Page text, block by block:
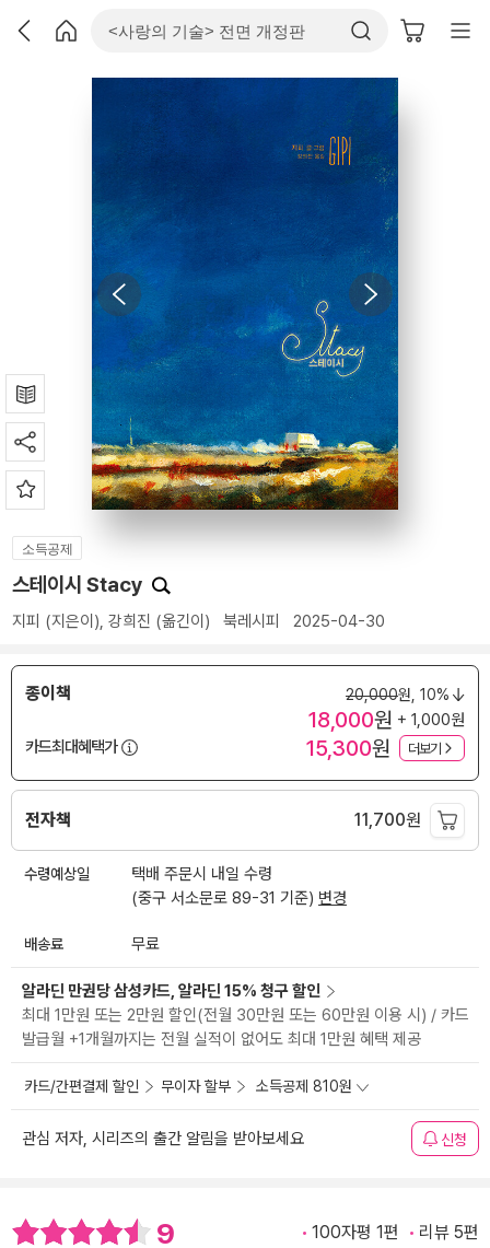
소득공제
스테이시 Stacy
지피 (지은이), 강희진 (옮긴이) 북레시피 2025-04-30
종이책 20,000원, 10%
18,000원 + 1,000원
카드최대혜택가
15,300원 더보기
전자책 11,700원
수령예상일
택배 주문시 내일 수령
(중구 서소문로 89-31 기준) 변경
배송료 무료
알라딘 만권당 삼성카드, 알라딘 15% 청구 할인
최대 1만원 또는 2만원 할인(전월 30만원 또는 60만원 이용 시) / 카드
발급월 +1개월까지는 전월 실적이 없어도 최대 1만원 혜택 제공
카드/간편결제 할인 무이자 할부 소득공제 810원
관심 저자, 시리즈의 출간 알림을 받아보세요 신청
9 100자평 1편 리뷰 5편